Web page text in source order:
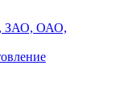
ЗАО, ОАО,